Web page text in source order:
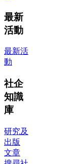
最新
活動
最新活
動
社企
知識
庫
研究及
出版
文章